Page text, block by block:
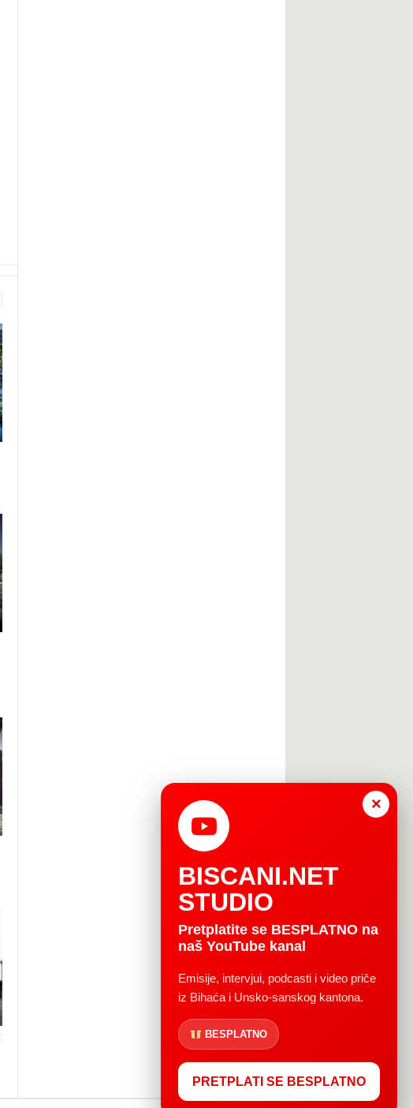
×
BISCANI.NET
STUDIO
Pretplatite se BESPLATNO na
naš YouTube kanal
Emisije, intervjui, podcasti i video priče
iz Bihaća i Unsko-sanskog kantona.
BESPLATNO
PRETPLATI SE BESPLATNO